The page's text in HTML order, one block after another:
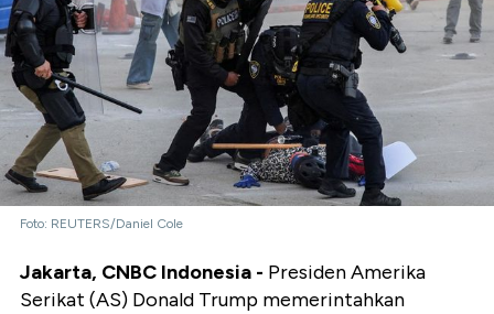
Foto: REUTERS/Daniel Cole
Jakarta, CNBC Indonesia - Presiden Amerika
Serikat (AS) Donald Trump memerintahkan